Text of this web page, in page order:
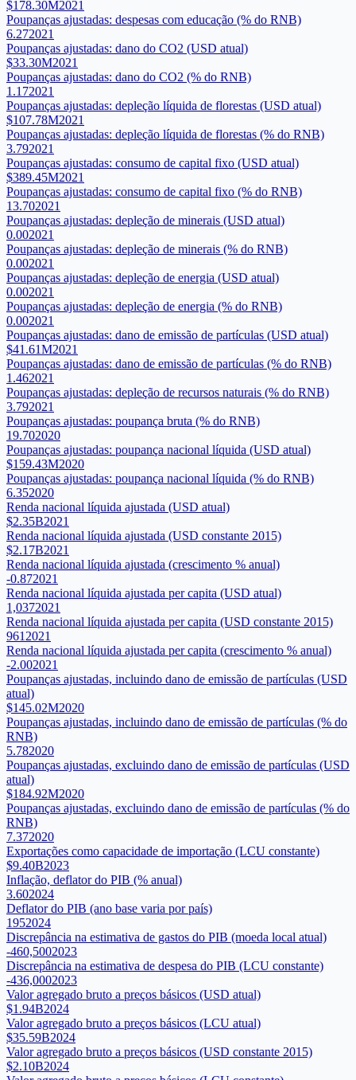
$178.30M2021
Poupanças ajustadas: despesas com educação (% do RNB)
6.272021
Poupanças ajustadas: dano do CO2 (USD atual)
$33.30M2021
Poupanças ajustadas: dano do CO2 (% do RNB)
1.172021
Poupanças ajustadas: depleção líquida de florestas (USD atual)
$107.78M2021
Poupanças ajustadas: depleção líquida de florestas (% do RNB)
3.792021
Poupanças ajustadas: consumo de capital fixo (USD atual)
$389.45M2021
Poupanças ajustadas: consumo de capital fixo (% do RNB)
13.702021
Poupanças ajustadas: depleção de minerais (USD atual)
0.002021
Poupanças ajustadas: depleção de minerais (% do RNB)
0.002021
Poupanças ajustadas: depleção de energia (USD atual)
0.002021
Poupanças ajustadas: depleção de energia (% do RNB)
0.002021
Poupanças ajustadas: dano de emissão de partículas (USD atual)
$41.61M2021
Poupanças ajustadas: dano de emissão de partículas (% do RNB)
1.462021
Poupanças ajustadas: depleção de recursos naturais (% do RNB)
3.792021
Poupanças ajustadas: poupança bruta (% do RNB)
19.702020
Poupanças ajustadas: poupança nacional líquida (USD atual)
$159.43M2020
Poupanças ajustadas: poupança nacional líquida (% do RNB)
6.352020
Renda nacional líquida ajustada (USD atual)
$2.35B2021
Renda nacional líquida ajustada (USD constante 2015)
$2.17B2021
Renda nacional líquida ajustada (crescimento % anual)
-0.872021
Renda nacional líquida ajustada per capita (USD atual)
1,0372021
Renda nacional líquida ajustada per capita (USD constante 2015)
961 2021
Renda nacional líquida ajustada per capita (crescimento % anual)
-2.002021
Poupanças ajustadas, incluindo dano de emissão de partículas (USD
atual)
$145.02M2020
Poupanças ajustadas, incluindo dano de emissão de partículas (% do
RNB)
5.782020
Poupanças ajustadas, excluindo dano de emissão de partículas (USD
atual)
$184.92M2020
Poupanças ajustadas, excluindo dano de emissão de partículas (% do
RNB)
7.372020
Exportações como capacidade de importação (LCU constante)
$9.40B2023
Inflação, deflator do PIB (% anual)
3.602024
Deflator do PIB (ano base varia por país)
1952024
Discrepância na estimativa de gastos do PIB (moeda local atual)
-460,5002023
Discrepância na estimativa de despesa do PIB (LCU constante)
-436,0002023
Valor agregado bruto a preços básicos (USD atual)
$1.94B2024
Valor agregado bruto a preços básicos (LCU atual)
$35.59B2024
Valor agregado bruto a preços básicos (USD constante 2015)
$2.10B2024